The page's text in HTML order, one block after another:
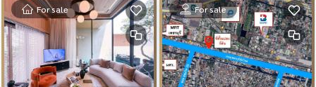
For sale For sale